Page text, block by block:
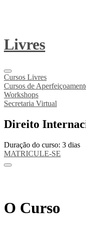
Livres
Cursos Livres
Cursos de
Workshops
Secretaria Virtual
Direito
Duração do curso: 3 dias
MATRICULE-SE
O Curso